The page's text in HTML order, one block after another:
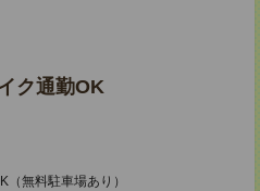
ク通勤OK
（無料駐車場あり）